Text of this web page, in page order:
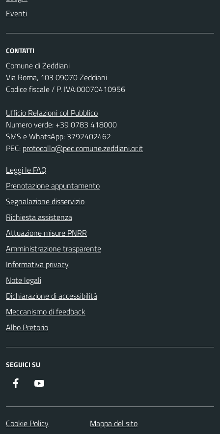
Eventi
CONTATTI
Comune di Zeddiani
Via Roma, 103 09070 Zeddiani
Codice fiscale / P. IVA:00070410956
Ufficio Relazioni col Pubblico
Numero verde: +39 0783 418000
SMS e WhatsApp: 3792402462
PEC: protocollo@pec.comune.zeddiani.or.it
Leggi le FAQ
Prenotazione appuntamento
Segnalazione disservizio
Richiesta assistenza
Attuazione misure PNRR
Amministrazione trasparente
Informativa privacy
Note legali
Dichiarazione di accessibilità
Meccanismo di feedback
Albo Pretorio
SEGUICI SU
Facebook
Cookie Policy Mappa del sito